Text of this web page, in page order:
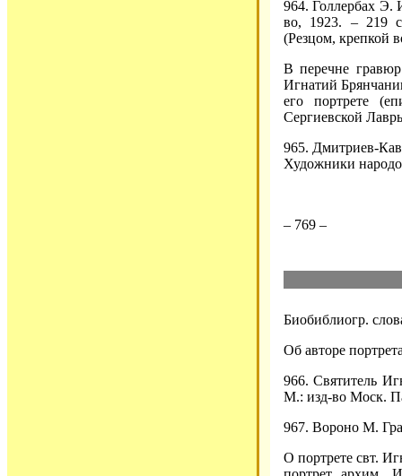
964. Голлербах Э.
во, 1923. – 219
(Резцом, крепкой
В перечне
Игнатий
его портрете
Сергиевской
965. Дмитриев-
Художники
– 769 –
Биобиблиогр.
Об авторе
966. Святитель
М.: изд-во Моск.
967. Вороно М.
О портрете свт.